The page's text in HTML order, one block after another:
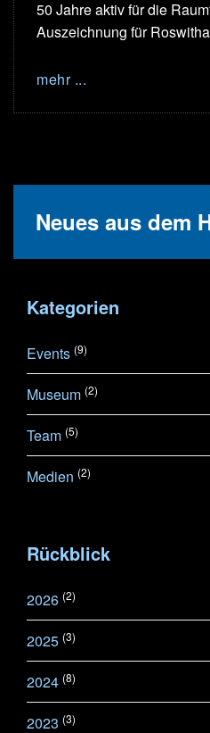
50 Jahre aktiv für die
Auszeichnung für
mehr ...
Neues aus dem
Kategorien
Events (9)
Museum (2)
Team (5)
Medien (2)
Rückblick
2026 (2)
2025 (3)
2024 (8)
2023 (3)